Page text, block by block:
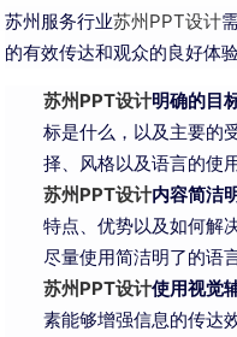
苏州服务行业苏州PPT设计
的有效传达和观众的良好体
苏州PPT设计明确的目
标是什么，以及主要的
择、风格以及语言的使用
苏州PPT设计内容简洁
特点、优势以及如何解
尽量使用简洁明了的语
苏州PPT设计使用视觉
素能够增强信息的传达